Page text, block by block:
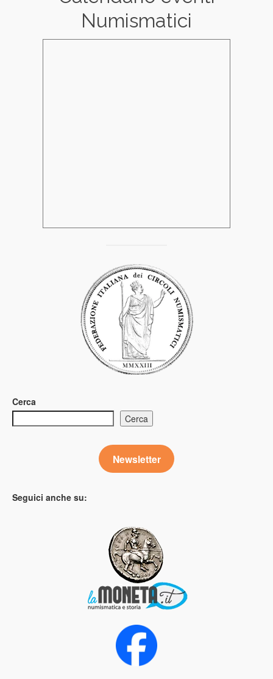
Numismatici
Cerca
Cerca
Newsletter
Seguici anche su: